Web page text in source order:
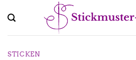
Inhalt
springen
STICKEN